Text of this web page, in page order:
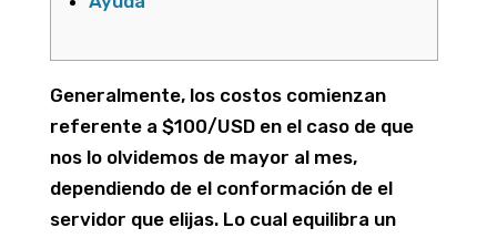
Generalmente, los costos comienzan
referente a $100/USD en el caso de que
nos lo olvidemos de mayor al mes,
dependiendo de el conformación de el
servidor que elijas. Lo cual equilibra un